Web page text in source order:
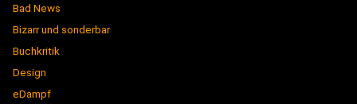
Bad News
Bizarr und sonderbar
Buchkritik
Design
eDampf